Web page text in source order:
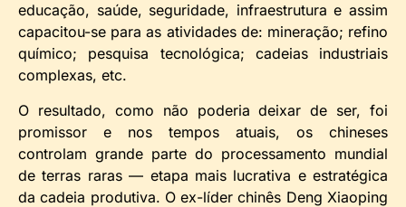
educação, saúde, seguridade, infraestrutura e assim
capacitou-se para as atividades de: mineração; refino
químico; pesquisa tecnológica; cadeias industriais
complexas, etc.
O resultado, como não poderia deixar de ser, foi
promissor e nos tempos atuais, os chineses
controlam grande parte do processamento mundial
de terras raras — etapa mais lucrativa e estratégica
da cadeia produtiva. O ex-líder chinês Deng Xiaoping